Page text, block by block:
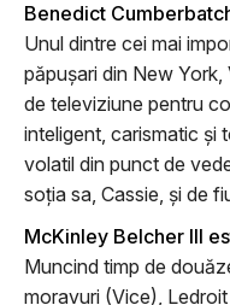
Benedict
Unul dintre cei mai
păpușari din New
de televiziune pentru
inteligent, carismatic și
volatil din punct de
soția sa, Cassie, și de
McKinley Belcher III
Muncind timp de
moravuri (Vice),